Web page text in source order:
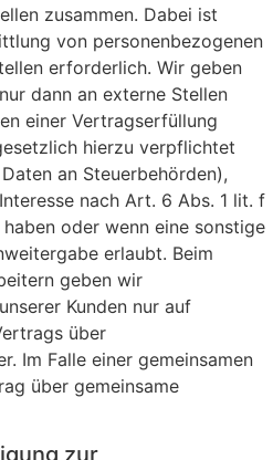
zusammen. Dabei ist
von personenbezogenen
erforderlich. Wir geben
dann an externe Stellen
einer Vertragserfüllung
hierzu verpflichtet
an Steuerbehörden),
nach Art. 6 Abs. 1 lit. f
oder wenn eine sonstige
erlaubt. Beim
geben wir
Kunden nur auf
über
Im Falle einer gemeinsamen
über gemeinsame